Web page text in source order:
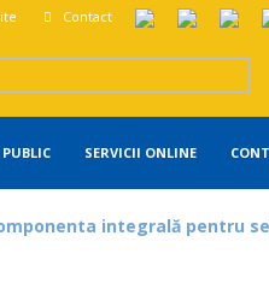
Contact
SERVICII ONLINE
componenta integrală pentru